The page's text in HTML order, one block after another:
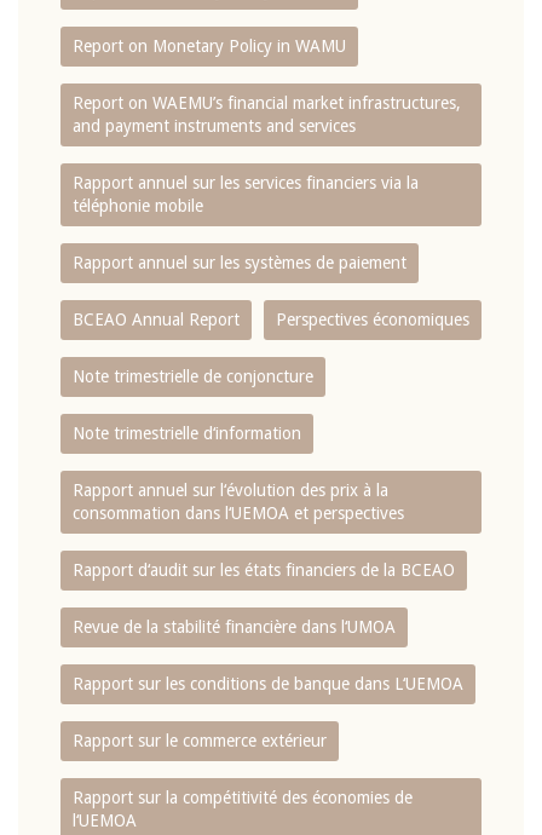
Report on Monetary Policy in WAMU
Report on WAEMU’s financial market infrastructures,
and payment instruments and services
Rapport annuel sur les services financiers via la
téléphonie mobile
Rapport annuel sur les systèmes de paiement
BCEAO Annual Report Perspectives économiques
Note trimestrielle de conjoncture
Note trimestrielle d‘information
Rapport annuel sur l‘évolution des prix à la
consommation dans l‘UEMOA et perspectives
Rapport d‘audit sur les états financiers de la BCEAO
Revue de la stabilité financière dans l‘UMOA
Rapport sur les conditions de banque dans L‘UEMOA
Rapport sur le commerce extérieur
Rapport sur la compétitivité des économies de
l‘UEMOA